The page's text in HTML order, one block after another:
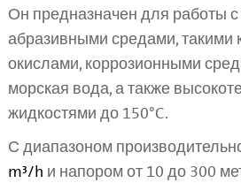
Он предназначен для работы с
абразивными средами, такими
окислами, коррозионными
морская вода, а также
жидкостями до 150°C.
С диапазоном
m³/h и напором от 10 до 300